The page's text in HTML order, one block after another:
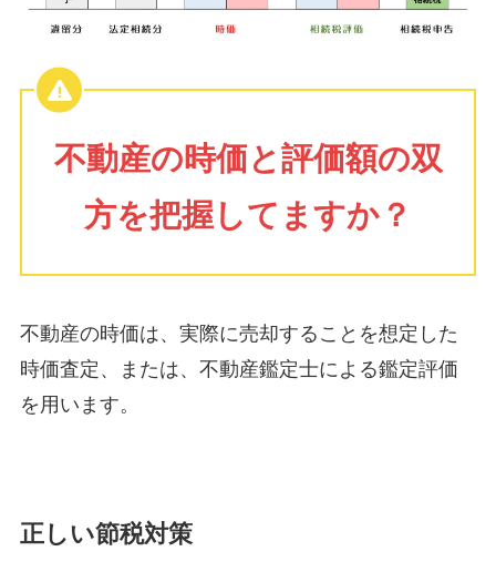
不動産の時価と評価額の双
方を把握してますか？
不動産の時価は、実際に売却することを想定した
時価査定、または、不動産鑑定士による鑑定評価
を用います。
正しい節税対策